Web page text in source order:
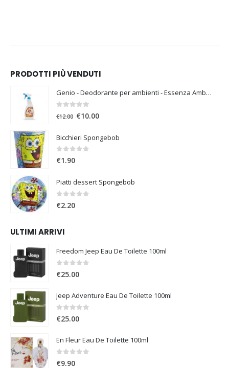
PRODOTTI PIÙ VENDUTI
Genio - Deodorante per ambienti - Essenza Ambra
€12.00 €10.00
Bicchieri Spongebob
0Su 5
€1.90
Piatti dessert Spongebob
€2.20
ULTIMI ARRIVI
Freedom Jeep Eau De Toilette 100ml
€25.00
Jeep Adventure Eau De Toilette 100ml
€25.00
En Fleur Eau De Toilette 100ml
0Su 5
€9.90